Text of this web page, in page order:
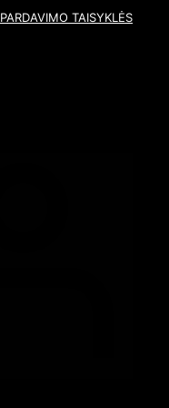
PARDAVIMO TAISYKLĖS